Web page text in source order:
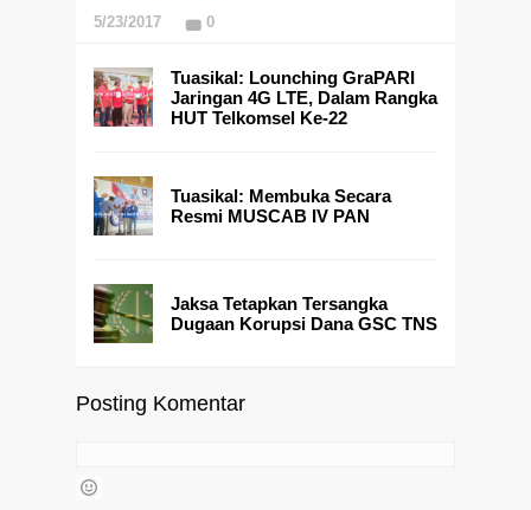
5/23/2017 0
Tuasikal: Lounching GraPARI
Jaringan 4G LTE, Dalam Rangka
HUT Telkomsel Ke-22
Tuasikal: Membuka Secara
Resmi MUSCAB IV PAN
Jaksa Tetapkan Tersangka
Dugaan Korupsi Dana GSC TNS
Posting Komentar